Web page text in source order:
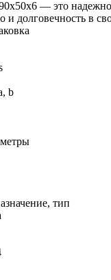
— это
и долговечность в
b
тип